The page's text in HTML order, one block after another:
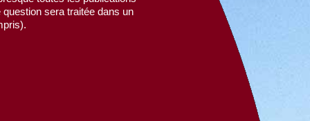
sera traitée dans un